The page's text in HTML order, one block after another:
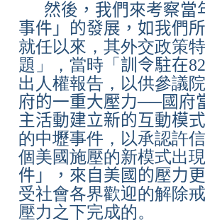
然後，我們來考察當
事件」的發展，如我們
就任以來，其外交政策
題」，當時「 訓令駐在
出人權報告，以供參議
府的一重大壓力──國府
主活動建立新的互動模
的中壢事件，以承認許
個美國施壓的新模式出
件」，來自美國的壓力
受社會各界歡迎的解除
壓力之下完成的。